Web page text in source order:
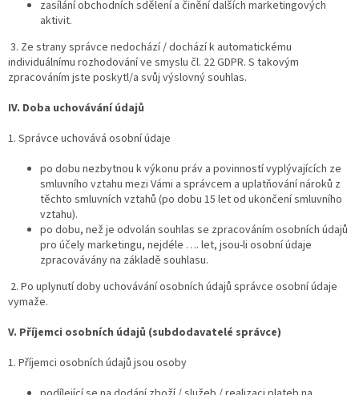
zasílání obchodních sdělení a činění dalších marketingových
aktivit.
3. Ze strany správce nedochází / dochází k automatickému
individuálnímu rozhodování ve smyslu čl. 22 GDPR. S takovým
zpracováním jste poskytl/a svůj výslovný souhlas.
IV. Doba uchovávání údajů
1. Správce uchovává osobní údaje
po dobu nezbytnou k výkonu práv a povinností vyplývajících ze
smluvního vztahu mezi Vámi a správcem a uplatňování nároků z
těchto smluvních vztahů (po dobu 15 let od ukončení smluvního
vztahu).
po dobu, než je odvolán souhlas se zpracováním osobních údajů
pro účely marketingu, nejdéle …. let, jsou-li osobní údaje
zpracovávány na základě souhlasu.
2. Po uplynutí doby uchovávání osobních údajů správce osobní údaje
vymaže.
V. Příjemci osobních údajů (subdodavatelé správce)
1. Příjemci osobních údajů jsou osoby